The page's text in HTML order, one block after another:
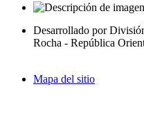
Desarrollado por
Rocha - República
Mapa del sitio